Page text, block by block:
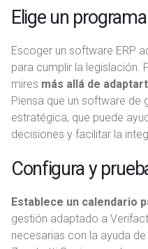
Elige un
Escoger un software ERP
para cumplir la legislación.
mires más allá de
Piensa que un software de
estratégica, que puede
decisiones y facilitar la
Configura y
Establece un calendario
gestión adaptado a
necesarias con la ayuda